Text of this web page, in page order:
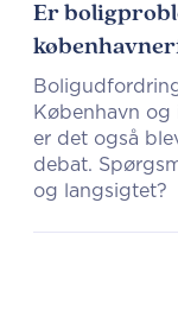
Er
København og
er det også
debat.
og langsigtet?